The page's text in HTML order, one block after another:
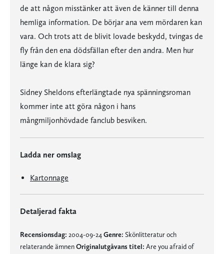
de att någon misstänker att även de känner till denna
hemliga information. De börjar ana vem mördaren kan
vara. Och trots att de blivit lovade beskydd, tvingas de
fly från den ena dödsfällan efter den andra. Men hur
länge kan de klara sig?
Sidney Sheldons efterlängtade nya spänningsroman
kommer inte att göra någon i hans
mångmiljonhövdade fanclub besviken.
Ladda ner omslag
Kartonnage
Detaljerad fakta
Recensionsdag: 2004-09-24 Genre: Skönlitteratur och
relaterande ämnenOriginalutgåvans titel: Are you afraid of